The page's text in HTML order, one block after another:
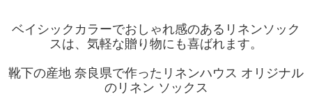
ベイシックカラーでおしゃれ感のあるリネンソック
スは、気軽な贈り物にも喜ばれます。
靴下の産地 奈良県で作ったリネンハウス オリジナル
のリネン ソックス